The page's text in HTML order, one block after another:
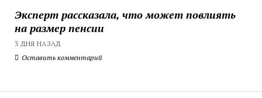
Эксперт рассказала, что может повлиять
на размер пенсии
3 ДНЯ НАЗАД
Оставить комментарий